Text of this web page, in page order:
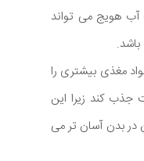
آب هویج می تواند
مغذی بیشتری را
کند زیرا این
بدن آسان تر می